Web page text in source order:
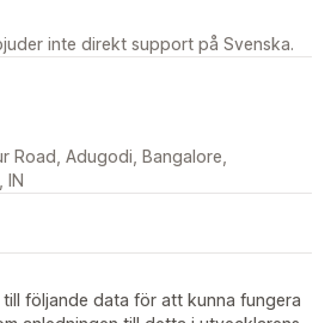
inte direkt support på Svenska.
Road, Adugodi, Bangalore,
IN
följande data för att kunna fungera